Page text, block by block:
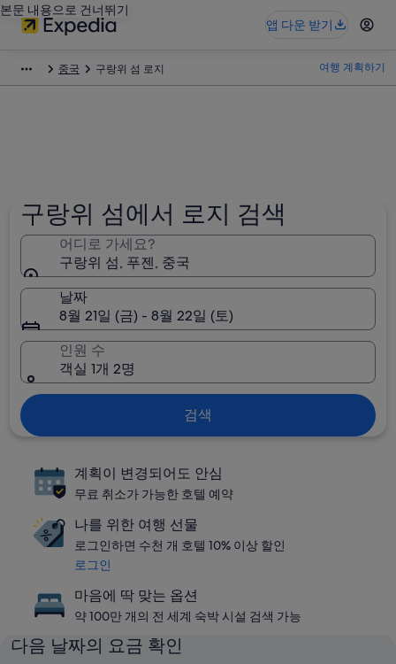
본문 내용으로 건너뛰기
앱 다운 받기
중국 구랑위 섬 로지 여행 계획하기
구랑위 섬에서 로지 검색
어디로 가세요?
구랑위 섬, 푸젠, 중국
날짜
8월 21일 (금) - 8월 22일 (토)
인원 수
객실 1개 2명
검색
계획이 변경되어도 안심
무료 취소가 가능한 호텔 예약
나를 위한 여행 선물
로그인하면 수천 개 호텔 10% 이상 할인
로그인
마음에 딱 맞는 옵션
약 100만 개의 전 세계 숙박 시설 검색 가능
다음 날짜의 요금 확인